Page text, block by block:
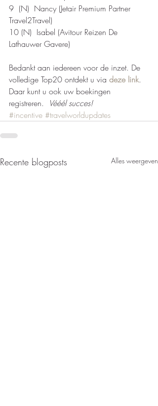
9  (N)  Nancy (Jetair Premium Partner
Travel2Travel)
10 (N)  Isabel (Avitour Reizen De
Lathauwer Gavere)
Bedankt aan iedereen voor de inzet. De
volledige Top20 ontdekt u via deze link.
Daar kunt u ook uw boekingen
registreren.
Vééél succes!
#incentive #travelworldupdates
Recente blogposts Alles weergeven